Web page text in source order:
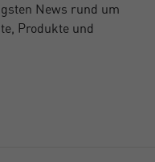
News rund um
Produkte und